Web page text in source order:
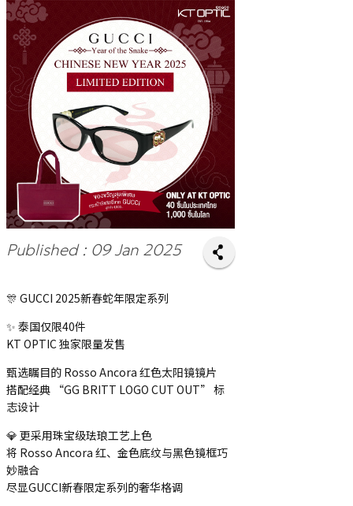
Published : 09 Jan 2025
🎊 GUCCI 2025新春蛇年限定系列
✨ 泰国仅限40件
KT OPTIC 独家限量发售
甄选瞩目的 Rosso Ancora 红色太阳镜镜片
搭配经典 “GG BRITT LOGO CUT OUT” 标
志设计
💎 更采用珠宝级珐琅工艺上色
将 Rosso Ancora 红、金色底纹与黑色镜框巧
妙融合
尽显GUCCI新春限定系列的奢华格调